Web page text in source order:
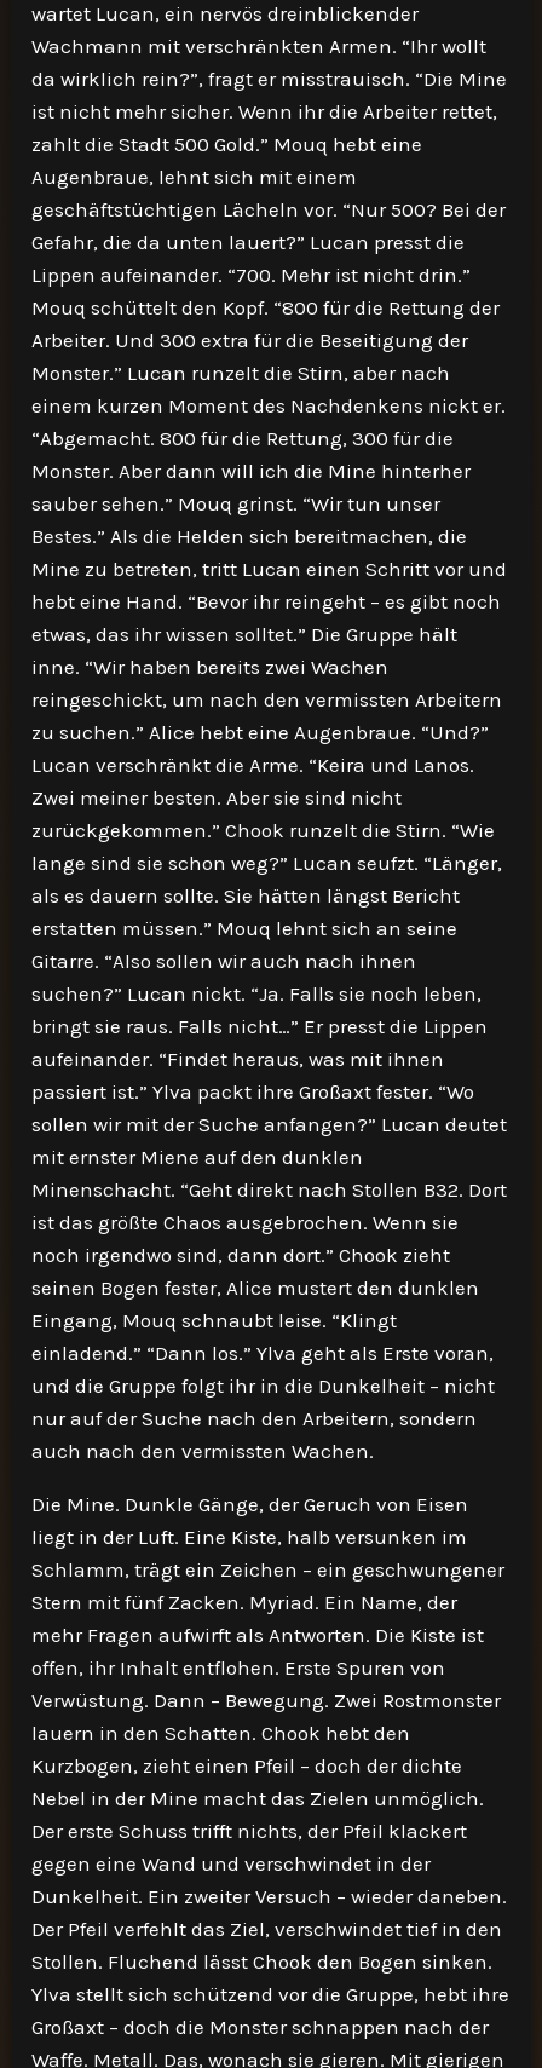
wartet Lucan, ein nervös dreinblickender
Wachmann mit verschränkten Armen. “Ihr wollt
da wirklich rein?”, fragt er misstrauisch. “Die Mine
ist nicht mehr sicher. Wenn ihr die Arbeiter rettet,
zahlt die Stadt 500 Gold.” Mouq hebt eine
Augenbraue, lehnt sich mit einem
geschäftstüchtigen Lächeln vor. “Nur 500? Bei der
Gefahr, die da unten lauert?” Lucan presst die
Lippen aufeinander. “700. Mehr ist nicht drin.”
Mouq schüttelt den Kopf. “800 für die Rettung der
Arbeiter. Und 300 extra für die Beseitigung der
Monster.” Lucan runzelt die Stirn, aber nach
einem kurzen Moment des Nachdenkens nickt er.
“Abgemacht. 800 für die Rettung, 300 für die
Monster. Aber dann will ich die Mine hinterher
sauber sehen.” Mouq grinst. “Wir tun unser
Bestes.” Als die Helden sich bereitmachen, die
Mine zu betreten, tritt Lucan einen Schritt vor und
hebt eine Hand. “Bevor ihr reingeht – es gibt noch
etwas, das ihr wissen solltet.” Die Gruppe hält
inne. “Wir haben bereits zwei Wachen
reingeschickt, um nach den vermissten Arbeitern
zu suchen.” Alice hebt eine Augenbraue. “Und?”
Lucan verschränkt die Arme. “Keira und Lanos.
Zwei meiner besten. Aber sie sind nicht
zurückgekommen.” Chook runzelt die Stirn. “Wie
lange sind sie schon weg?” Lucan seufzt. “Länger,
als es dauern sollte. Sie hätten längst Bericht
erstatten müssen.” Mouq lehnt sich an seine
Gitarre. “Also sollen wir auch nach ihnen
suchen?” Lucan nickt. “Ja. Falls sie noch leben,
bringt sie raus. Falls nicht…” Er presst die Lippen
aufeinander. “Findet heraus, was mit ihnen
passiert ist.” Ylva packt ihre Großaxt fester. “Wo
sollen wir mit der Suche anfangen?” Lucan deutet
mit ernster Miene auf den dunklen
Minenschacht. “Geht direkt nach Stollen B32. Dort
ist das größte Chaos ausgebrochen. Wenn sie
noch irgendwo sind, dann dort.” Chook zieht
seinen Bogen fester, Alice mustert den dunklen
Eingang, Mouq schnaubt leise. “Klingt
einladend.” “Dann los.” Ylva geht als Erste voran,
und die Gruppe folgt ihr in die Dunkelheit – nicht
nur auf der Suche nach den Arbeitern, sondern
auch nach den vermissten Wachen.
Die Mine. Dunkle Gänge, der Geruch von Eisen
liegt in der Luft. Eine Kiste, halb versunken im
Schlamm, trägt ein Zeichen – ein geschwungener
Stern mit fünf Zacken. Myriad. Ein Name, der
mehr Fragen aufwirft als Antworten. Die Kiste ist
offen, ihr Inhalt entflohen. Erste Spuren von
Verwüstung. Dann – Bewegung. Zwei Rostmonster
lauern in den Schatten. Chook hebt den
Kurzbogen, zieht einen Pfeil – doch der dichte
Nebel in der Mine macht das Zielen unmöglich.
Der erste Schuss trifft nichts, der Pfeil klackert
gegen eine Wand und verschwindet in der
Dunkelheit. Ein zweiter Versuch – wieder daneben.
Der Pfeil verfehlt das Ziel, verschwindet tief in den
Stollen. Fluchend lässt Chook den Bogen sinken.
Ylva stellt sich schützend vor die Gruppe, hebt ihre
Großaxt – doch die Monster schnappen nach der
Waffe. Metall. Das, wonach sie gieren. Mit gierigen